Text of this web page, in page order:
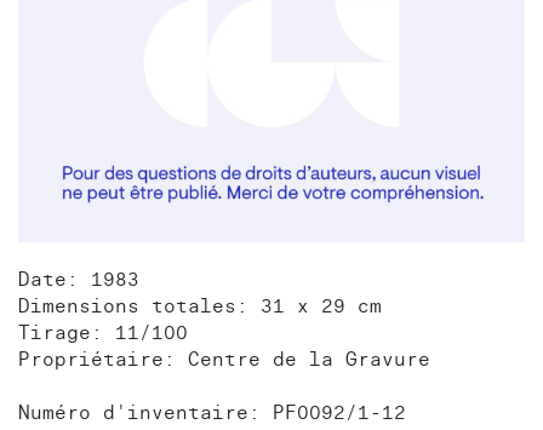
Date: 1983
Dimensions totales: 31 x 29 cm
Tirage: 11/100
Propriétaire: Centre de la Gravure
Numéro d'inventaire: PF0092/1-12